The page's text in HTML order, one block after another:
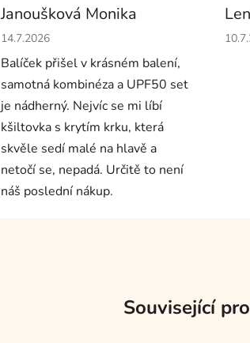
Janoušková Monika
Hodnocení obchodu je 5 z 5 hvězdiček.
14.7.2026
Balíček přišel v krásném balení,
samotná kombinéza a UPF50 set
je nádherný. Nejvíc se mi líbí
kšiltovka s krytím krku, která
skvěle sedí malé na hlavě a
netočí se, nepadá. Určitě to není
náš poslední nákup.
Související